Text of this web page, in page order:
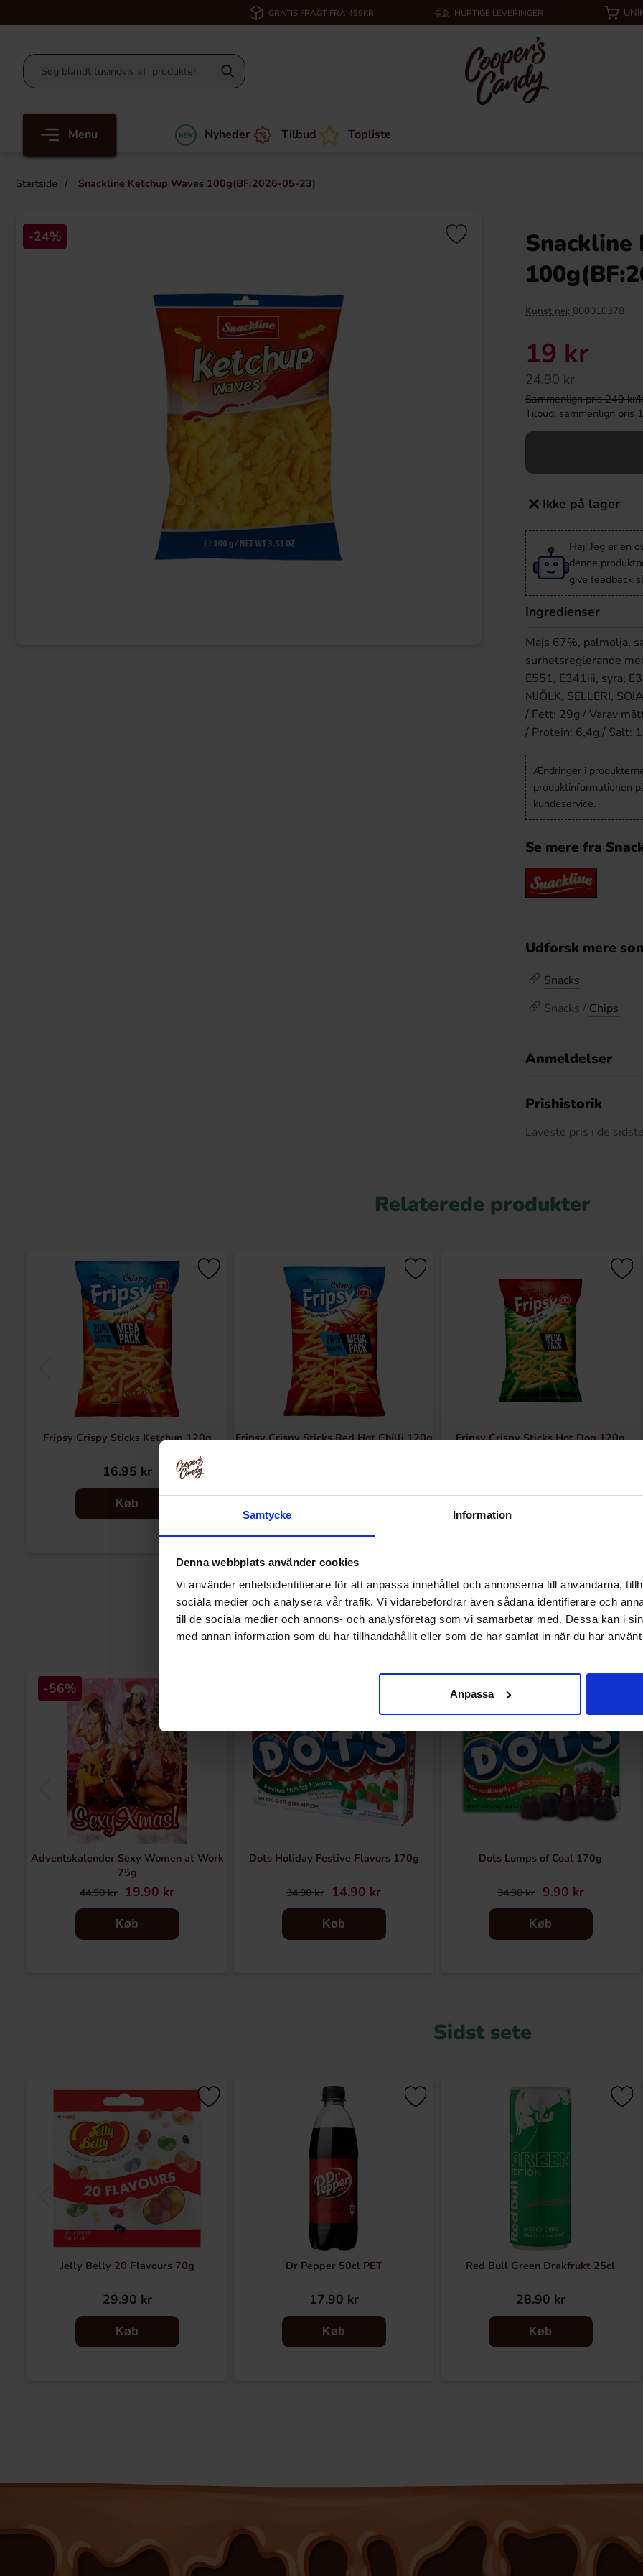
Samtycke Information
Denna webbplats använder cookies
Vi använder enhetsidentifierare för att anpassa innehållet och annonserna till användarna,
sociala medier och analysera vår trafik. Vi vidarebefordrar även sådana identifierare och
till de sociala medier och annons- och analysföretag som vi samarbetar med. Dessa kan i
med annan information som du har tillhandahållit eller som de har samlat in när du har
Anpassa
GRATIS FRAGT FRA 499KR HURTIGE LEVERINGER
Menu Nyheder Tilbud Topliste
Startside Snackline Ketchup Waves 100g(BF:2026-05-23)
-24%
Snackline
Kunst nej: 800010378
19 kr
24.90 kr
Sammenlign pris 249
Tilbud, sammenlign pris
Ikke på lager
Hej! Jeg er en
denne
give feedback
Ingredienser
Majs 67%, palmolja,
surhetsreglerande
E551, E341iii, syra;
MJÖLK, SELLERI,
/ Fett: 29g / Varav
/ Protein: 6,4g / Salt:
Ændringer i
produktinformationen
kundeservice.
Se mere fra
Udforsk mere
Snacks
Snacks / Chips
Anmeldelser
Prishistorik
Laveste pris i de
Relaterede produkter
Fripsy Crispy Sticks Ketchup 120g
16.95 kr
Køb
Fripsy Crispy Sticks Red Hot Chilli 120g Fripsy Crispy Sticks Hot Dog 120g
Andre kunne lide
-56%
Adventskalender Sexy Women at Work
75g
44.90 kr 19.90 kr
Køb
Dots Holiday Festive Flavors 170g
34.90 kr 14.90 kr
Køb
-72%
Dots Lumps of Coal 170g
34.90 kr 9.90 kr
Køb
Sidst sete
Jelly Belly 20 Flavours 70g
29.90 kr
Køb
Dr Pepper 50cl PET
17.90 kr
Køb
Red Bull Green Drakfrukt 25cl
28.90 kr
Køb